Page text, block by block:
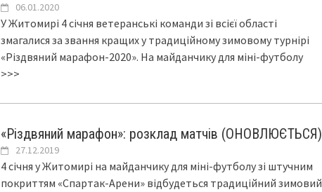
06.01.2020
У Житомирі 4 січня ветеранські команди зі всієї області
змагалися за звання кращих у традиційному зимовому турнірі
«Різдвяний марафон-2020». На майданчику для міні-футболу
>>>
«Різдвяний марафон»: розклад матчів (ОНОВЛЮЄТЬСЯ)
27.12.2019
4 січня у Житомирі на майданчику для міні-футболу зі штучним
покриттям «Спартак-Арени» відбудеться традиційний зимовий